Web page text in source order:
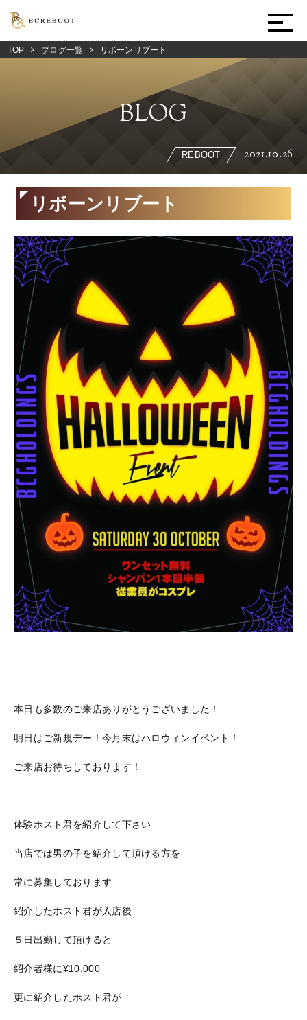
TOP ブログ一覧 リボーンリブート
BLOG
REBOOT 2021.10.26
リボーンリブート
本日も多数のご来店ありがとうございました！
明日はご新規デー！今月末はハロウィンイベント！
ご来店お待ちしております！
体験ホスト君を紹介して下さい
当店では男の子を紹介して頂ける方を
常に募集しております
紹介したホスト君が入店後
５日出勤して頂けると
紹介者様に¥10,000
更に紹介したホスト君が